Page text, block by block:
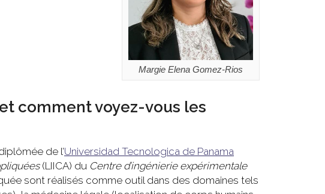
Margie Elena Gomez-Rios
comment voyez-vous les
de l’Universidad Tecnologica de Panama
(LIICA) du Centre d’ingénierie expérimentale
sont réalisés comme outil dans des domaines tels